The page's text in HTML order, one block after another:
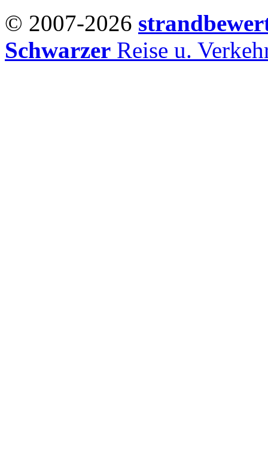
© 2007-2026
Schwarzer Reise u.